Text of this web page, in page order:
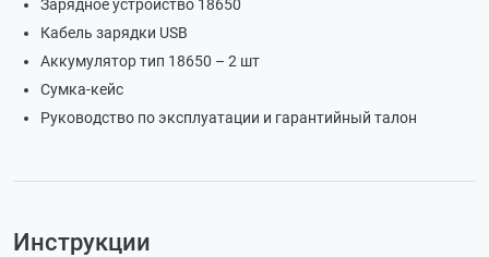
Зарядное устройство 18650
Кабель зарядки USB
Аккумулятор тип 18650 – 2 шт
Сумка-кейс
Руководство по эксплуатации и гарантийный талон
Инструкции